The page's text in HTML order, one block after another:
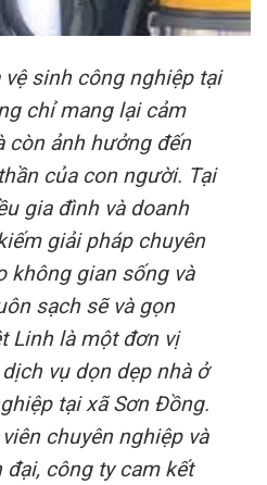
vệ sinh công nghiệp tại
chỉ mang lại cảm
còn ảnh hưởng đến
của con người. Tại
gia đình và doanh
giải pháp chuyên
không gian sống và
sạch sẽ và gọn
Linh là một đơn vị
vụ dọn dẹp nhà ở
tại xã Sơn Đồng.
chuyên nghiệp và
công ty cam kết